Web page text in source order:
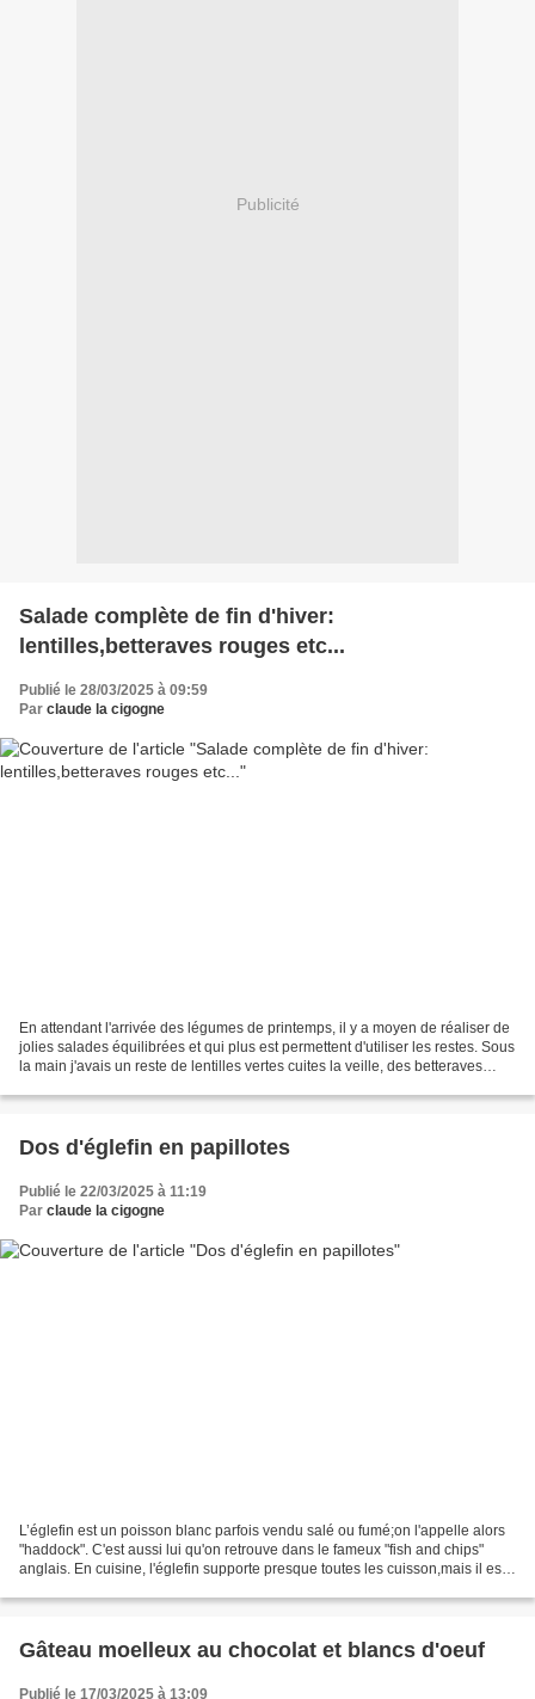
Publicité
Salade complète de fin d'hiver:
lentilles,betteraves rouges etc...
Publié le 28/03/2025 à 09:59
Par claude la cigogne
En attendant l'arrivée des légumes de printemps, il y a moyen de réaliser de
jolies salades équilibrées et qui plus est permettent d'utiliser les restes. Sous
la main j'avais un reste de lentilles vertes cuites la veille, des betteraves
Dos d'églefin en papillotes
Publié le 22/03/2025 à 11:19
Par claude la cigogne
L’églefin est un poisson blanc parfois vendu salé ou fumé;on l'appelle alors
"haddock". C'est aussi lui qu'on retrouve dans le fameux "fish and chips"
anglais. En cuisine, l'églefin supporte presque toutes les cuisson,mais il est
Gâteau moelleux au chocolat et blancs d'oeuf
Publié le 17/03/2025 à 13:09